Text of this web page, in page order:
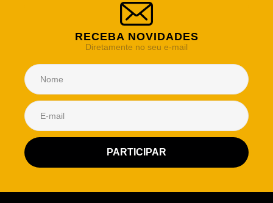
RECEBA NOVIDADES
Diretamente no seu e-mail
Atendimento Rei de Casa